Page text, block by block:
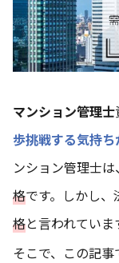
マンション管理士
歩挑戦する気持ち
ンション管理士は、
格です。しかし、
格と言われていま
そこで、この記事